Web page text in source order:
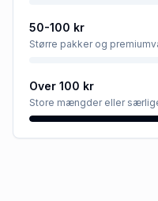
50-100 kr
Større pakker og
Over 100 kr
Store mængder eller